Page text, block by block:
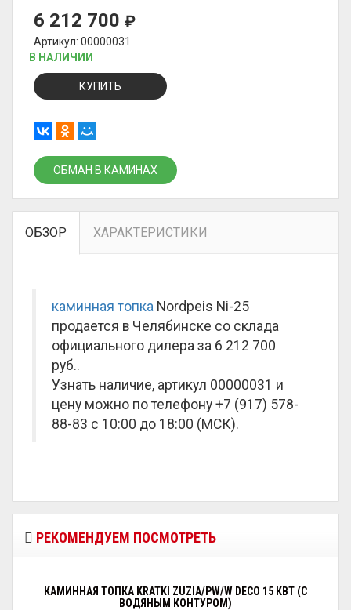
6 212 700 ₽
Артикул: 00000031
В НАЛИЧИИ
КУПИТЬ
ОБМАН В КАМИНАХ
ОБЗОР ХАРАКТЕРИСТИКИ
каминная топка Nordpeis Ni-25
продается в Челябинске со склада
официального дилера за 6 212 700
руб..
Узнать наличие, артикул 00000031 и
цену можно по телефону +7 (917) 578-
88-83 с 10:00 до 18:00 (МСК).
РЕКОМЕНДУЕМ ПОСМОТРЕТЬ
КАМИННАЯ ТОПКА KRATKI ZUZIA/PW/W DECO 15 КВТ (С
ВОДЯНЫМ КОНТУРОМ)